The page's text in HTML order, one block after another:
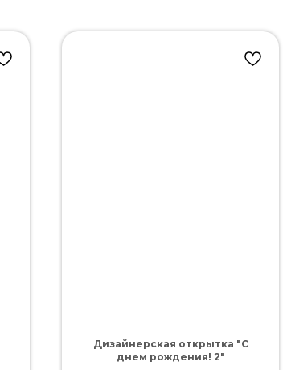
Дизайнерская открытка "С
днем рождения! 2"